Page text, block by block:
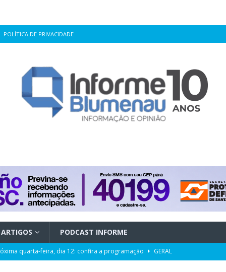
POLÍTICA DE PRIVACIDADE
ARTIGOS PODCAST INFORME
quarta-feira, dia 12: confira a programação
GERAL